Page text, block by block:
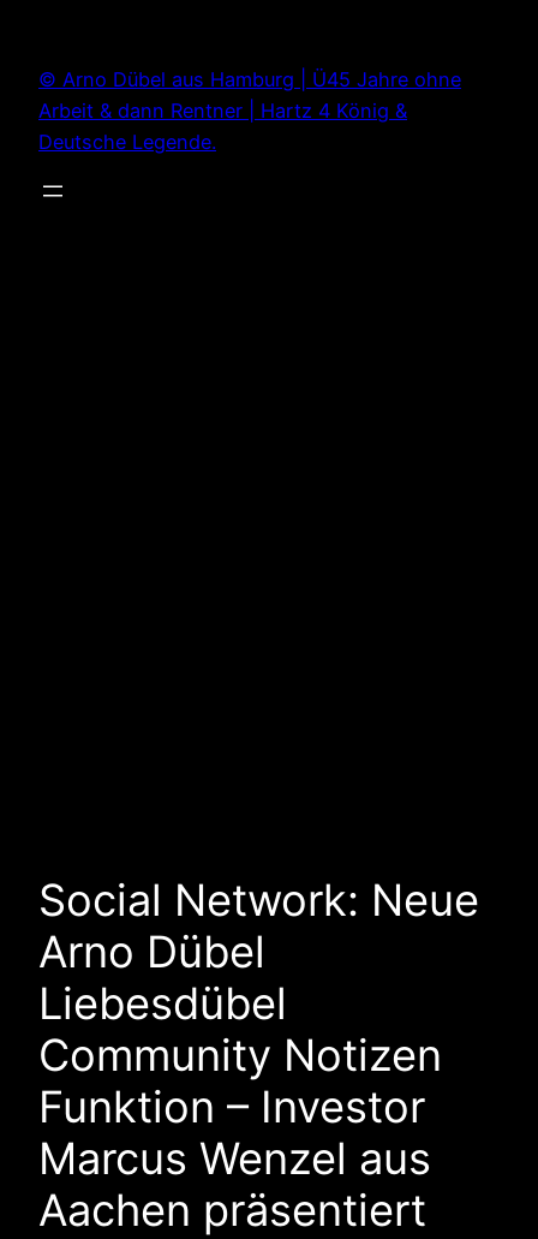
springen
© Arno Dübel aus Hamburg | Ü45 Jahre ohne
Arbeit & dann Rentner | Hartz 4 König &
Deutsche Legende.
Social Network: Neue
Arno Dübel
Liebesdübel
Community Notizen
Funktion – Investor
Marcus Wenzel aus
Aachen präsentiert